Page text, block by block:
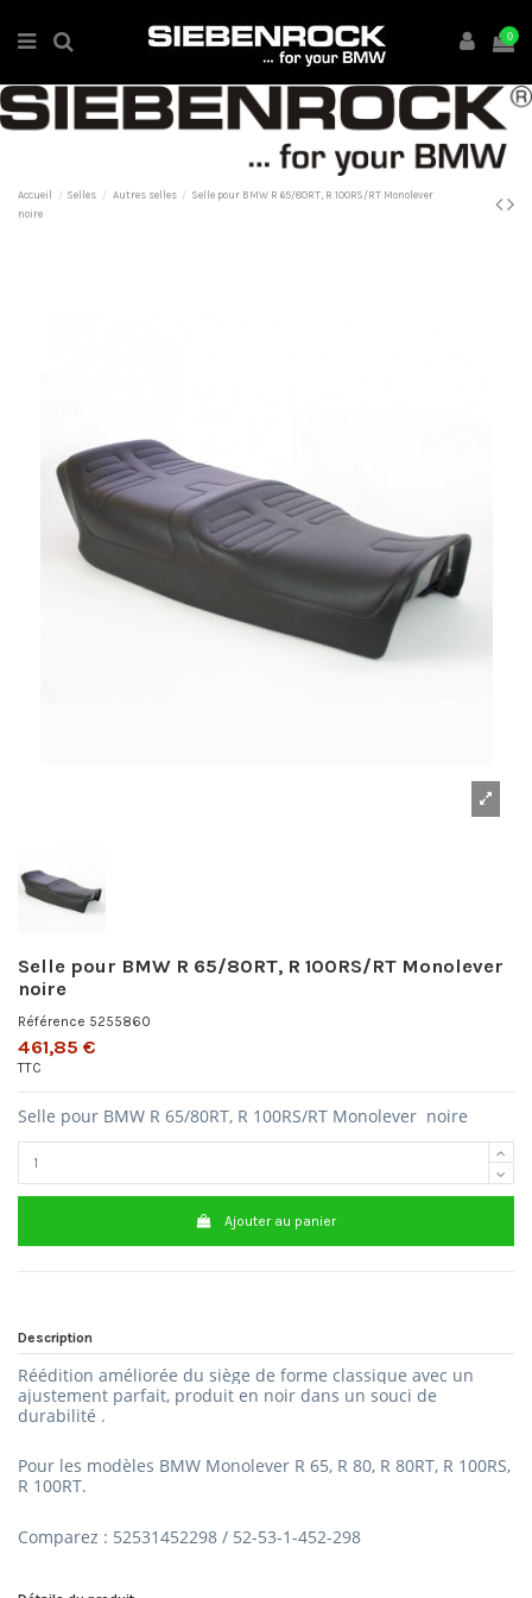
0
Accueil Selles Autres selles
Selle pour BMW R 65/80RT, R 100RS/RT Monolever
noire
Selle pour BMW R 65/80RT, R 100RS/RT Monolever
noire
Référence 5255860
461,85 €
TTC
Selle pour BMW R 65/80RT, R 100RS/RT Monolever noire
Ajouter au panier
Description
Réédition améliorée du siège de forme classique avec un
ajustement parfait, produit en noir dans un souci de
durabilité .
Pour les modèles BMW Monolever R 65, R 80, R 80RT, R 100RS,
R 100RT.
Comparez : 52531452298 / 52-53-1-452-298